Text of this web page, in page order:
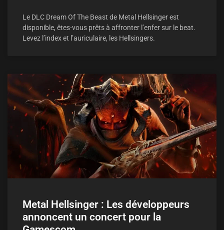
Le DLC Dream Of The Beast de Metal Hellsinger est
disponible, êtes-vous prêts à affronter l’enfer sur le beat.
Levez l’index et l’auriculaire, les Hellsingers.
Metal Hellsinger : Les développeurs
annoncent un concert pour la